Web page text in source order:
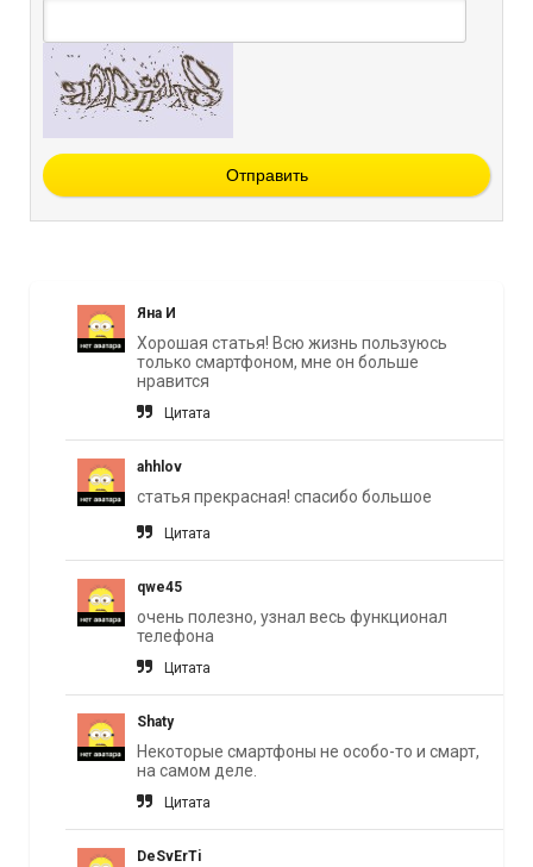
Отправить
Яна И
Хорошая статья! Всю жизнь пользуюсь
только смартфоном, мне он больше
нравится
Цитата
ahhlov
статья прекрасная! спасибо большое
Цитата
qwe45
очень полезно, узнал весь функционал
телефона
Цитата
Shaty
Некоторые смартфоны не особо-то и смарт,
на самом деле.
Цитата
DeSvErTi